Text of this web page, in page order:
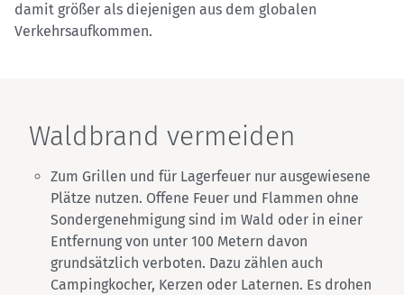
damit größer als diejenigen aus dem globalen
Verkehrsaufkommen.
Waldbrand vermeiden
Zum Grillen und für Lagerfeuer nur ausgewiesene
Plätze nutzen. Offene Feuer und Flammen ohne
Sondergenehmigung sind im Wald oder in einer
Entfernung von unter 100 Metern davon
grundsätzlich verboten. Dazu zählen auch
Campingkocher, Kerzen oder Laternen. Es drohen